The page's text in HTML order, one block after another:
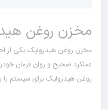
مخزن روغن
مخزن روغن هیدرولیک یکی از
عملکرد صحیح و روان فرمان
روغن هیدرولیک برای سیستم را